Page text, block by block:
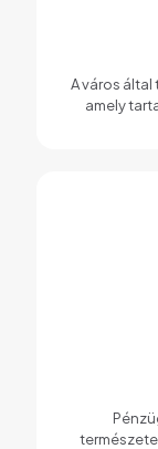
A város
amely